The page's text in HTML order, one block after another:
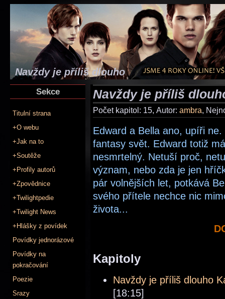
Navždy je příliš dlouho
Sekce
Titulní strana
+O webu
+Jak na to
+Soutěže
+Profily autorů
+Zpovědnice
+Twilightpedie
+Twilight News
+Hlášky z povídek
Povídky jednorázové
Povídky na
pokračování
Poezie
Srazy
Navždy je příliš
Počet kapitol: 15, Autor: ambra,
Edward a Bella ano, upíři
fantasy svět. Edward totiž
nesmrtelný. Netuší proč,
význam, nebo zda je jen
pár volnějších let, potkává
svého přítele nechce nic
života...
Kapitoly
Navždy je příliš dlouho
[18:15]